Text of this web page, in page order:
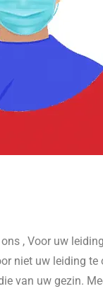
, Voor uw
niet uw leiding te
van uw gezin.